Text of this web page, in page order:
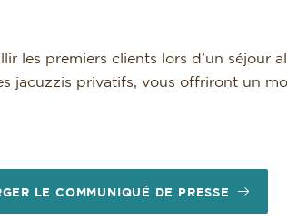
les premiers clients lors d’un séjour
jacuzzis privatifs, vous offriront un
LE COMMUNIQUÉ DE PRESSE